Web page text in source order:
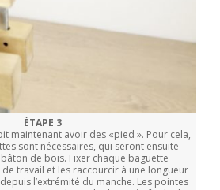
ÉTAPE 3
maintenant avoir des «pied ». Pour cela,
sont nécessaires, qui seront ensuite
de bois. Fixer chaque baguette
travail et les raccourcir à une longueur
l’extrémité du manche. Les pointes